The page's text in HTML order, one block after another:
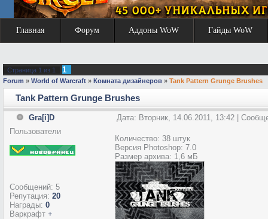
Главная Форум Аддоны WoW Гайды WoW
Страница 1 из 1 1
Forum » World of Warcraft » Комната дизайнеров » Tank Pattern Grunge Brushes
Tank Pattern Grunge Brushes
Gra[i]D
Дата: Вторник, 14.06.2011, 13:42 |
Пользователи
Сообщений: 5
Репутация: 20
Награды: 0
Варкрафт +
Количество: 38 штук
Версия Photoshop: 7.0
Размер архива: 1,6 мБ